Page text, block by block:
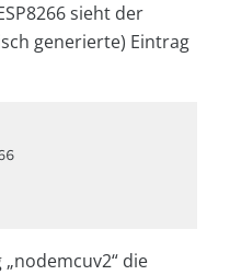
sieht der
generierte) Eintrag
die